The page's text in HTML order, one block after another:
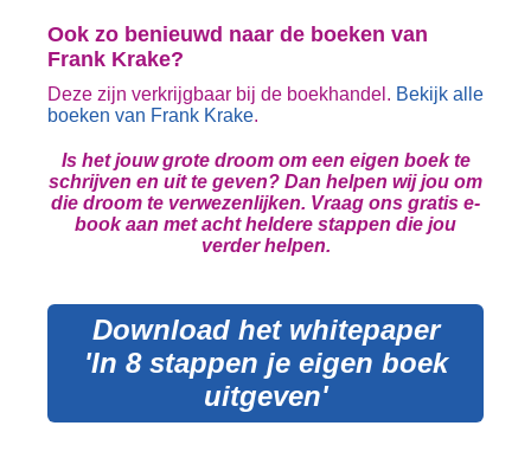
Ook zo benieuwd naar de boeken van
Frank Krake?
Deze zijn verkrijgbaar bij de boekhandel. Bekijk alle
boeken van Frank Krake.
Is het jouw grote droom om een eigen boek te
schrijven en uit te geven? Dan helpen wij jou om
die droom te verwezenlijken. Vraag ons gratis e-
book aan met acht heldere stappen die jou
verder helpen.
Download het whitepaper
'In 8 stappen je eigen boek
uitgeven'